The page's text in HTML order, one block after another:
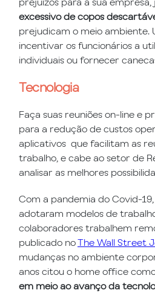
excessivo de copos
prejudicam o meio ambiente.
incentivar os funcionários a
individuais ou fornecer
Tecnologia
Faça suas reuniões on-line e
para a redução de custos
aplicativos que facilitam as
trabalho, e cabe ao setor de
analisar as melhores
Com a pandemia do Covid-
adotaram modelos de
colaboradores trabalhem
publicado noThe Wall Street
mudanças no ambiente
anos citou o home office
em meio ao avanço da